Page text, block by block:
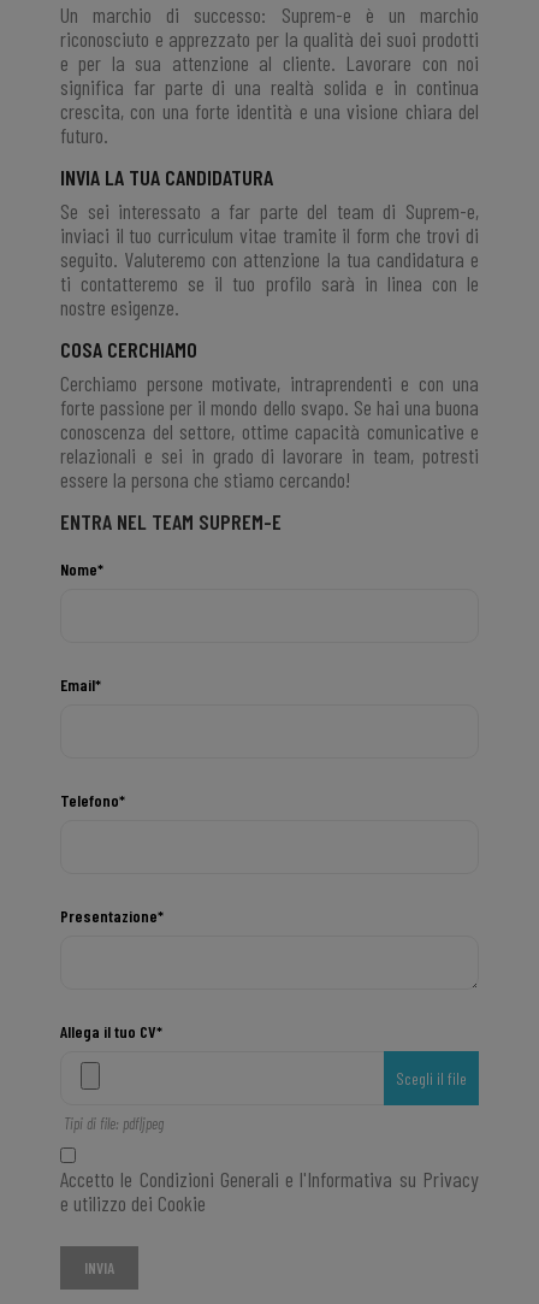
Un marchio di successo: Suprem-e è un marchio
riconosciuto e apprezzato per la qualità dei suoi prodotti
e per la sua attenzione al cliente. Lavorare con noi
significa far parte di una realtà solida e in continua
crescita, con una forte identità e una visione chiara del
futuro.
INVIA LA TUA CANDIDATURA
Se sei interessato a far parte del team di Suprem-e,
inviaci il tuo curriculum vitae tramite il form che trovi di
seguito. Valuteremo con attenzione la tua candidatura e
ti contatteremo se il tuo profilo sarà in linea con le
nostre esigenze.
COSA CERCHIAMO
Cerchiamo persone motivate, intraprendenti e con una
forte passione per il mondo dello svapo. Se hai una buona
conoscenza del settore, ottime capacità comunicative e
relazionali e sei in grado di lavorare in team, potresti
essere la persona che stiamo cercando!
ENTRA NEL TEAM SUPREM-E
Nome*
Email*
Telefono*
Presentazione*
Allega il tuo CV*
Scegli il file
Tipi di file: pdf|jpeg
Accetto le Condizioni Generali e l'Informativa su Privacy
e utilizzo dei Cookie